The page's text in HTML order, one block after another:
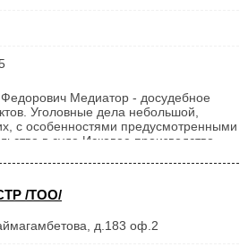
Медиатор - досудебное
Уголовные дела небольшой,
с особенностями предусмотренными
в суде Исковое производство
ребенка до суда Споры о
юстиции (Ювенальная юстиция -
правосудие по делам о
несовершеннолетними)
Консультации психолога при
/ТОО/
д.183 оф.2